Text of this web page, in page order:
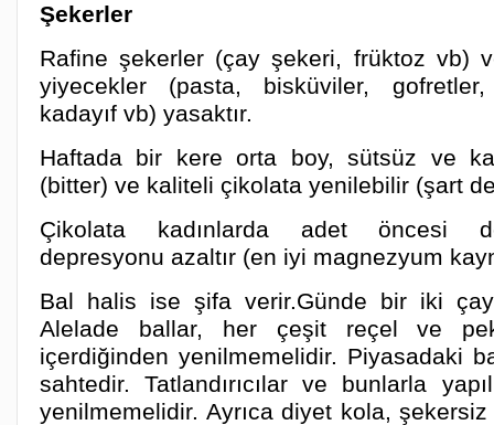
Şekerler
Rafine şekerler (çay şekeri, früktoz vb)
yiyecekler (pasta, bisküviler,
kadayıf vb) yasaktır.
Haftada bir kere orta boy, sütsüz ve
(bitter) ve kaliteli çikolata yenilebilir (şart
Çikolata kadınlarda adet öncesi
depresyonu azaltır (en iyi magnezyum
Bal halis ise şifa verir.Günde bir iki çay
Alelade ballar, her çeşit reçel ve
içerdiğinden yenilmemelidir. Piyasadaki
sahtedir. Tatlandırıcılar ve bunlarla
yenilmemelidir. Ayrıca diyet kola,